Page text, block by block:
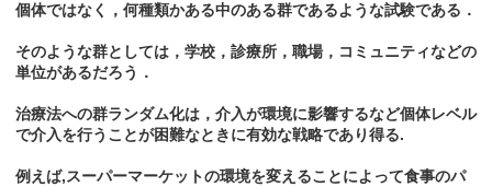
個体ではなく，何種類かある中のある群であるような試験である．
そのような群としては，学校，診療所，職場，コミュニティなどの
単位があるだろう．
治療法への群ランダム化は，介入が環境に影響するなど個体レベル
で介入を行うことが困難なときに有効な戦略であり得る.
例えば,スーパーマーケットの環境を変えることによって食事のパ